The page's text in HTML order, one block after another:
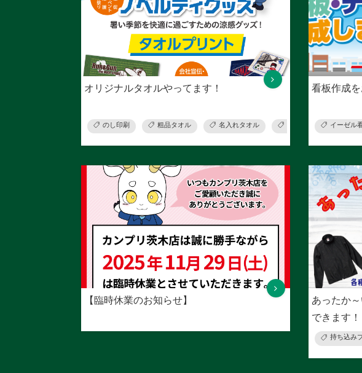
オリジナルタオルやってます！
のし印刷 粗品タオル 名入れタオル オリジナルタオル
看板作成を
イーゼル
【臨時休業のお知らせ】
あったか
できます！
持ち込み